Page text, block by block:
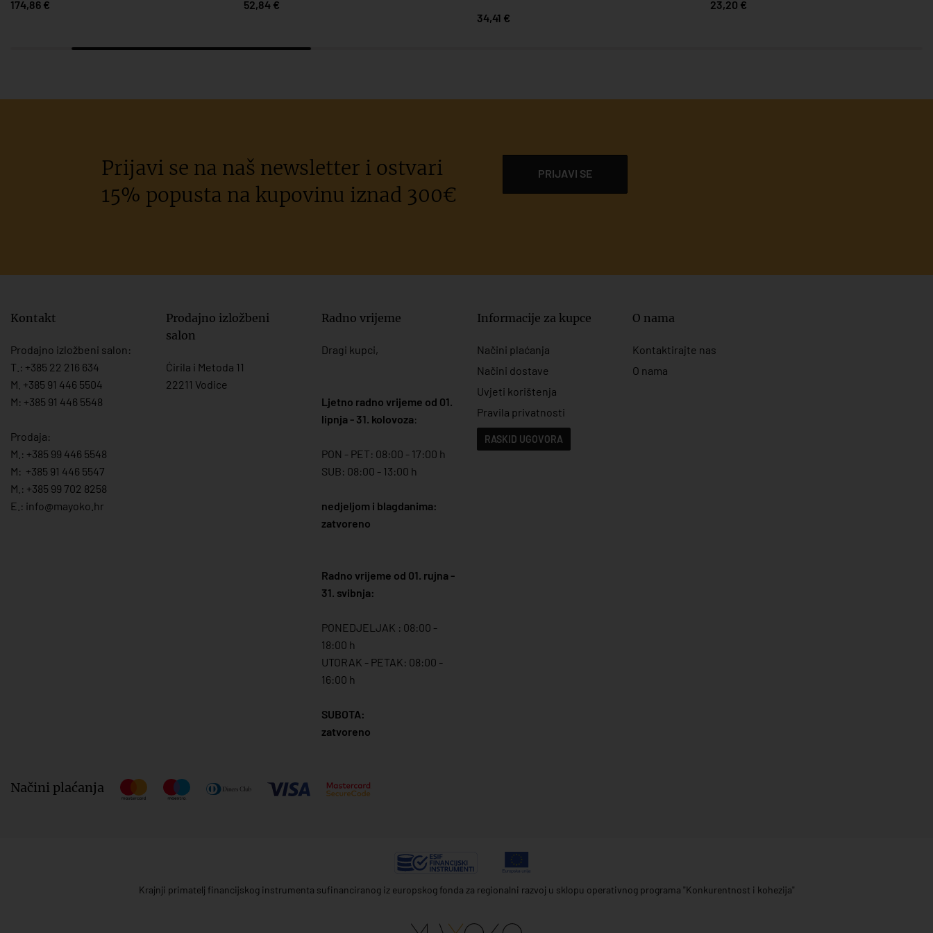
174,86 €
52,84 €
34,41 €
23,20 €
Prijavi se na naš newsletter i ostvari
15% popusta na kupovinu iznad 300€
PRIJAVI SE
Kontakt
Prodajno izložbeni salon:
T.: +385 22 216 634
M. +385 91 446 5504
M: +385 91 446 5548
Prodaja:
M.: +385 99 446 5548
M: +385 91 446 5547
M.: +385 99 702 8258
E.: info@mayoko. hr
Prodajno izložbeni
salon
Ćirila i Metoda 11
22211 Vodice
Radno vrijeme
Dragi kupci,
Ljetno radno vrijeme od 01.
lipnja - 31. kolovoza:
PON - PET: 08:00 - 17:00 h
SUB: 08:00 - 13:00 h
nedjeljom i blagdanima:
zatvoreno
Radno vrijeme od 01. rujna -
31. svibnja:
PONEDJELJAK : 08:00 -
18:00 h
UTORAK - PETAK: 08:00 -
16:00 h
SUBOTA:
zatvoreno
Informacije za kupce
Načini plaćanja
Načini dostave
Uvjeti korištenja
Pravila privatnosti
RASKID UGOVORA
O nama
Kontaktirajte nas
O nama
Načini plaćanja
Krajnji primatelj financijskog instrumenta sufinanciranog iz europskog fonda za regionalni razvoj u sklopu operativnog programa "Konkurentnost i kohezija"